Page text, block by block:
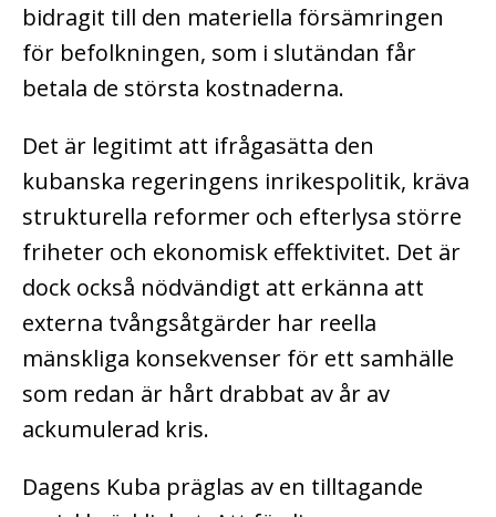
bidragit till den materiella försämringen
för befolkningen, som i slutändan får
betala de största kostnaderna.
Det är legitimt att ifrågasätta den
kubanska regeringens inrikespolitik, kräva
strukturella reformer och efterlysa större
friheter och ekonomisk effektivitet. Det är
dock också nödvändigt att erkänna att
externa tvångsåtgärder har reella
mänskliga konsekvenser för ett samhälle
som redan är hårt drabbat av år av
ackumulerad kris.
Dagens Kuba präglas av en tilltagande